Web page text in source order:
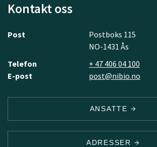
Kontakt oss
Post
Postboks 115
NO-1431 Ås
Telefon
+ 47 406 04 100
E-post
post@nibio.no
ANSATTE
ADRESSER